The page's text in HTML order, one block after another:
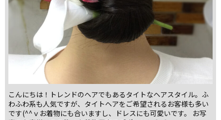
こんにちは！トレンドのヘアでもあるタイトなヘアスタイル。ふ
わふわ系も人気ですが、タイトヘアをご希望されるお客様も多い
です(^^ｖお着物にも合いますし、ドレスにも可愛いです。 お写